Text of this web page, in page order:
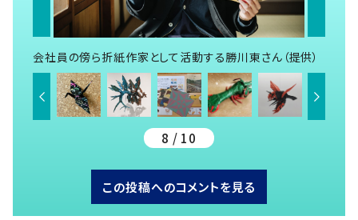
会社員の傍ら折紙作家として活動する勝川東さん（提供）
8 / 10
この投稿へのコメントを見る